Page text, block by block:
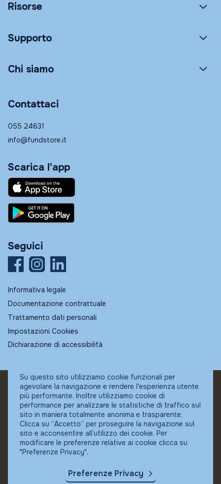
Risorse
Supporto
Chi siamo
Contattaci
055 24631
info@fundstore.it
Scarica l'app
Seguici
Informativa legale
Documentazione contrattuale
Trattamento dati personali
Impostazioni Cookies
Dichiarazione di accessibilità
© Fundstore
Collocatore autorizzato:
Banca Ifigest SpA
P.Iva: 04337180485
Su questo sito utilizziamo cookie funzionali per
agevolare la navigazione e rendere l'esperienza utente
più performante. Inoltre utilizziamo cookie di
performance per analizzare le statistiche di traffico sul
sito in maniera totalmente anonima e trasparente.
Clicca su “Accetto” per proseguire la navigazione sul
sito e acconsentire all’utilizzo dei cookie. Per
modificare le preferenze relative ai cookie clicca su
"Preferenze Privacy".
Preferenze Privacy